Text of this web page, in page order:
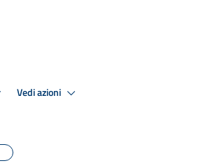
Vedi azioni